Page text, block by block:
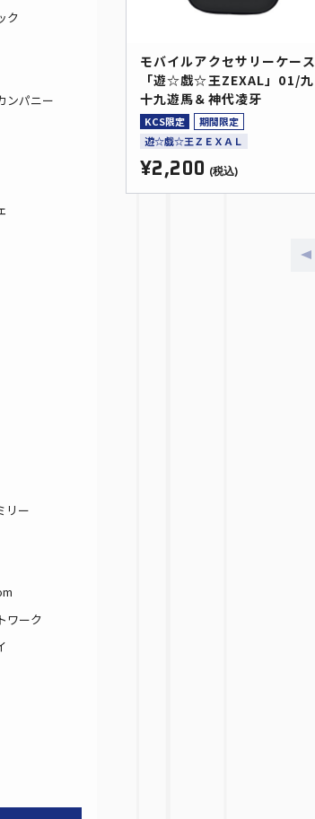
ク
ンパニー
リー
ワーク
モバイルアクセサリーケース
「遊☆戯☆王ZEXAL」01/九
十九遊馬＆神代凌牙
KCS限定
期間限定
遊☆戯☆王ＺＥＸＡＬ
¥2,200 (税込)